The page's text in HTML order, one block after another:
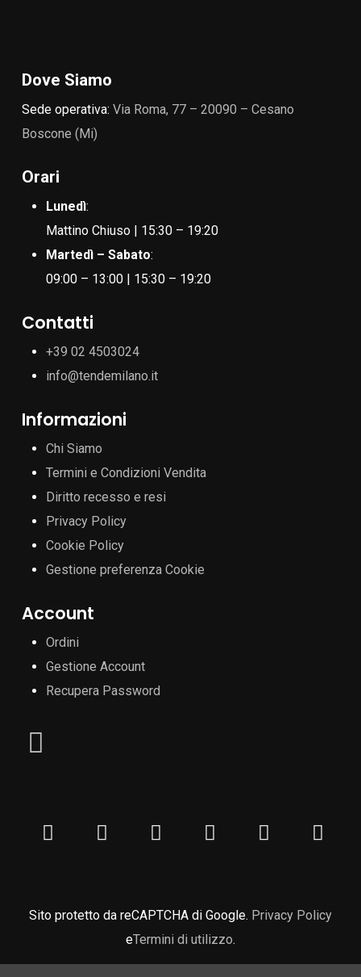
Dove Siamo
Sede operativa: Via Roma, 77 – 20090 – Cesano
Boscone (Mi)
Orari
Lunedì:
Mattino Chiuso | 15:30 – 19:20
Martedì – Sabato:
09:00 – 13:00 | 15:30 – 19:20
Contatti
+39 02 4503024
info@tendemilano.it
Informazioni
Chi Siamo
Termini e Condizioni Vendita
Diritto recesso e resi
Privacy Policy
Cookie Policy
Gestione preferenza Cookie
Account
Ordini
Gestione Account
Recupera Password
Sito protetto da reCAPTCHA di Google. Privacy Policy
eTermini di utilizzo.